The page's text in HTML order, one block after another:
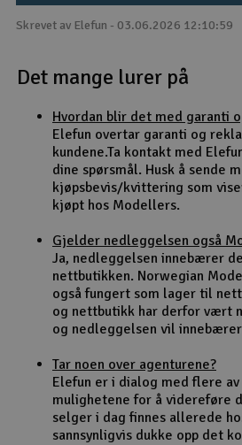
Outlet
Radioutstyr
Raketter
Smarthjem, lek & hobby
Solenergi
Sparkesykler &
Gavekort
Skrevet av Elefun - 03.06.2026 12:10:59
Det mange lurer på
Hvordan blir det med garanti
Elefun overtar garanti og
kundene.Ta kontakt med
dine spørsmål. Husk å sende
kjøpsbevis/kvittering som
kjøpt hos Modellers.
Gjelder nedleggelsen også
Ja, nedleggelsen innebærer
nettbutikken. Norwegian
også fungert som lager til
og nettbutikk har derfor vært
og nedleggelsen vil
Tar noen over agenturene?
Elefun er i dialog med flere
mulighetene for å videreføre
selger i dag finnes allerede
sannsynligvis dukke opp det